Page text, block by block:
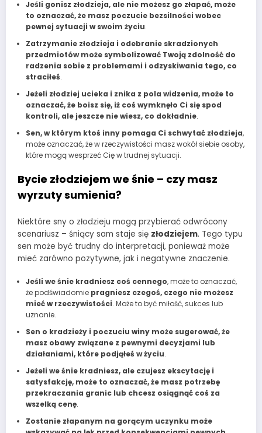
Jeśli gonisz złodzieja, ale nie możesz go złapać, może
to oznaczać, że masz poczucie bezsilności wobec
pewnej sytuacji w swoim życiu.
Zatrzymanie złodzieja i odebranie skradzionych
przedmiotów może symbolizować Twoją zdolność do
radzenia sobie z problemami i odzyskiwania tego, co
straciłeś.
Jeżeli złodziej ucieka i znika z pola widzenia, może to
oznaczać, że boisz się, iż coś wymknęło Ci się spod
kontroli, ale jeszcze nie wiesz, co dokładnie.
Sen, w którym ktoś inny pomaga Ci schwytać złodzieja,
może oznaczać, że w rzeczywistości masz wokół siebie osoby,
które mogą wesprzeć Cię w trudnej sytuacji.
Bycie złodziejem we śnie – czy masz
wyrzuty sumienia?
Niektóre sny o złodzieju mogą przybierać odwrócony
scenariusz – śniący sam staje się złodziejem. Tego typu
sen może być trudny do interpretacji, ponieważ może
mieć zarówno pozytywne, jak i negatywne znaczenie.
Jeśli we śnie kradniesz coś cennego, może to oznaczać,
że podświadomie pragniesz czegoś, czego nie możesz
mieć w rzeczywistości. Może to być miłość, sukces lub
uznanie.
Sen o kradzieży i poczuciu winy może sugerować, że
masz obawy związane z pewnymi decyzjami lub
działaniami, które podjąłeś w życiu.
Jeżeli we śnie kradniesz, ale czujesz ekscytację i
satysfakcję, może to oznaczać, że masz potrzebę
przekraczania granic lub chcesz osiągnąć coś za
wszelką cenę.
Zostanie złapanym na gorącym uczynku może